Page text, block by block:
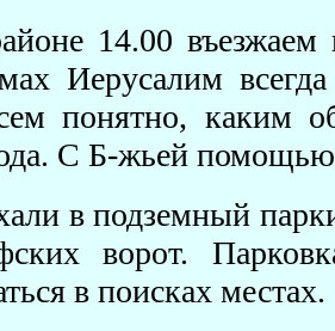
14.00
Иерусалим
понятно, каким
С Б-жьей помощью,
в подземный
ворот.
в поисках местах.